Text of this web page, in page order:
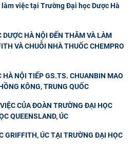
việc tại Trường Đại học Dược Hà
HÀ NỘI ĐẾN THĂM VÀ LÀM
VÀ CHUỖI NHÀ THUỐC CHEMPRO
HÀ NỘI TIẾP GS.TS. CHUANBIN MAO
KÔNG, TRUNG QUỐC
CỦA ĐOÀN TRƯỜNG ĐẠI HỌC
QUEENSLAND, ÚC
GRIFFITH, ÚC TẠI TRƯỜNG ĐẠI HỌC